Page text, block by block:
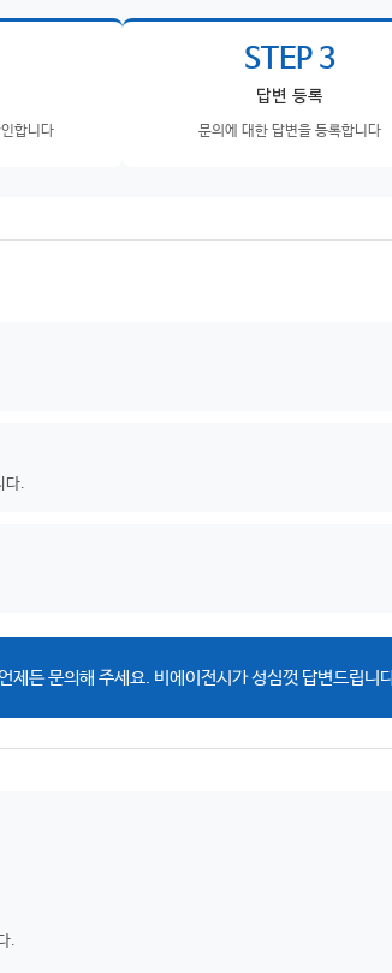
합니다
STEP 3
답변 등록
문의에 대한 답변을 등록합니다
다.
제든 문의해 주세요. 비에이전시가 성심껏 답변드립니
.